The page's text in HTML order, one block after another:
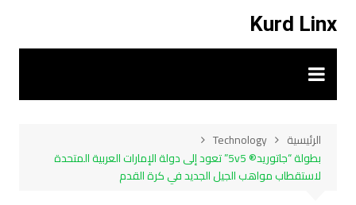
المحتوى
Kurd Linx
الرئيسية
Technology
بطولة “جاتوريد® 5v5” تعود إلى دولة الإمارات العربية المتحدة
لاستقطاب مواهب الجيل الجديد في كرة القدم